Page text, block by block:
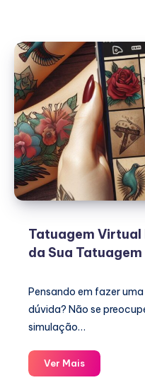
Tatuagem Virtual
da Sua Tatuagem
Pensando em fazer
dúvida? Não se
simulação…
Ver MaisTatuagem